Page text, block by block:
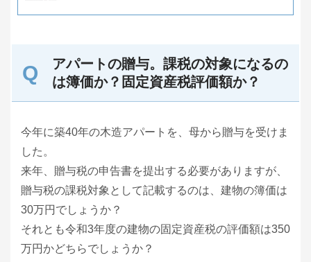
アパートの贈与。課税の対象になるの
は簿価か？固定資産税評価額か？
今年に築40年の木造アパートを、母から贈与を受けま
した。
来年、贈与税の申告書を提出する必要がありますが、
贈与税の課税対象として記載するのは、建物の簿価は
30万円でしょうか？
それとも令和3年度の建物の固定資産税の評価額は350
万円かどちらでしょうか？